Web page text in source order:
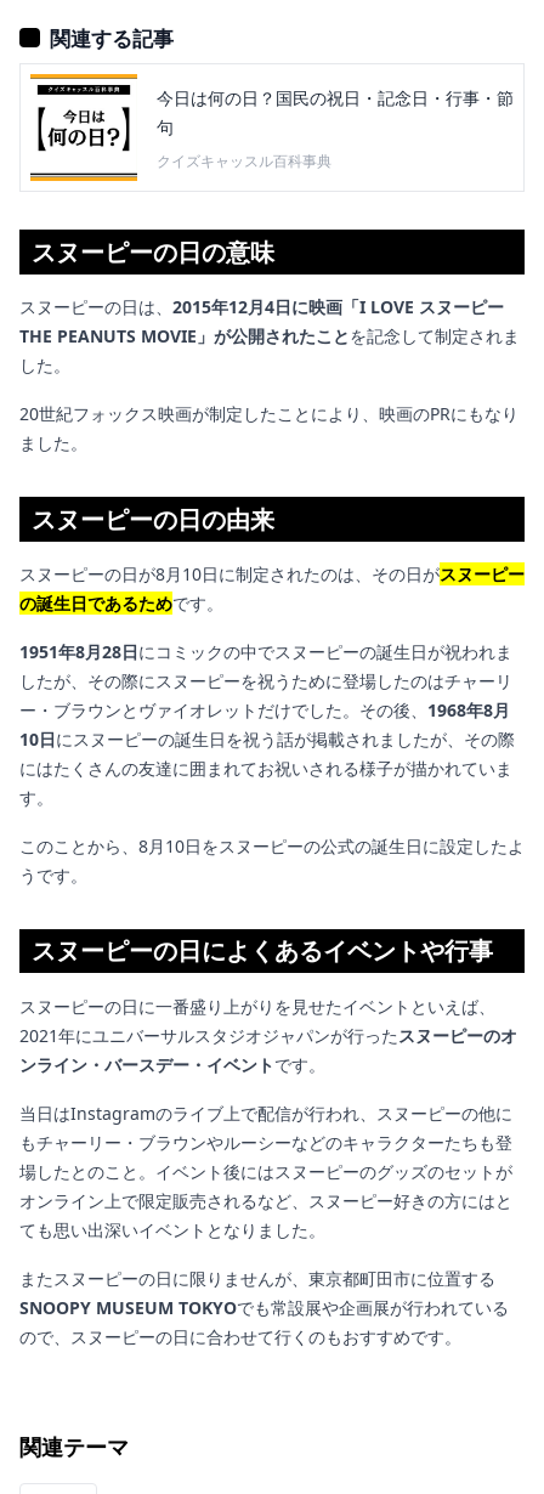
関連する記事
今日は何の日？国民の祝日・記念日・行事・節
句
クイズキャッスル百科事典
スヌーピーの日の意味
スヌーピーの日は、 2015年12月4日に映画「I LOVE スヌーピー
THE PEANUTS MOVIE」が公開されたことを記念して制定されま
した。
20世紀フォックス映画が制定したことにより、映画のPRにもなり
ました。
スヌーピーの日の由来
スヌーピーの日が8月10日に制定されたのは、その日がスヌーピー
の誕生日であるためです。
1951年8月28日にコミックの中でスヌーピーの誕生日が祝われま
したが、その際にスヌーピーを祝うために登場したのはチャーリ
ー・ブラウンとヴァイオレットだけでした。その後、 1968年8月
10日にスヌーピーの誕生日を祝う話が掲載されましたが、その際
にはたくさんの友達に囲まれてお祝いされる様子が描かれていま
す。
このことから、8月10日をスヌーピーの公式の誕生日に設定したよ
うです。
スヌーピーの日によくあるイベントや行事
スヌーピーの日に一番盛り上がりを見せたイベントといえば、
2021年にユニバーサルスタジオジャパンが行ったスヌーピーのオ
ンライン・バースデー・イベントです。
当日はInstagramのライブ上で配信が行われ、スヌーピーの他に
もチャーリー・ブラウンやルーシーなどのキャラクターたちも登
場したとのこと。イベント後にはスヌーピーのグッズのセットが
オンライン上で限定販売されるなど、スヌーピー好きの方にはと
ても思い出深いイベントとなりました。
またスヌーピーの日に限りませんが、東京都町田市に位置する
SNOOPY MUSEUM TOKYOでも常設展や企画展が行われている
ので、スヌーピーの日に合わせて行くのもおすすめです。
関連テーマ